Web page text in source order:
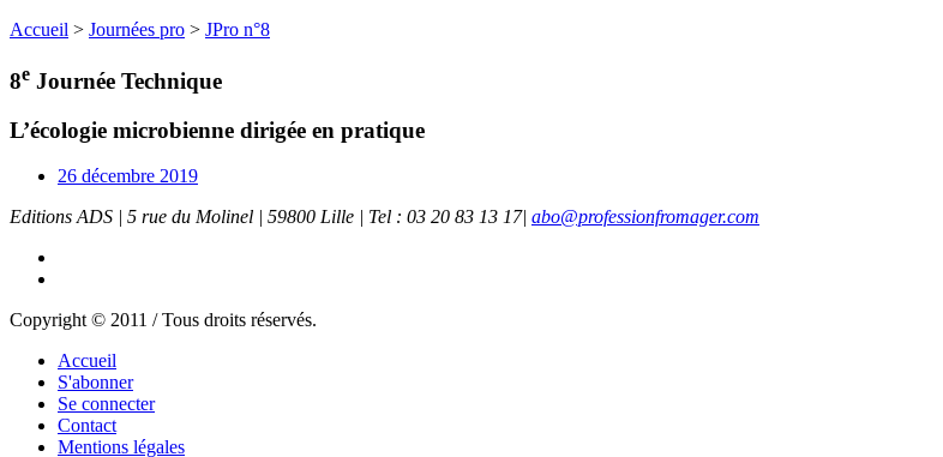
Accueil > Journées pro > JPro n°8
8e Journée Technique
L’écologie microbienne dirigée en pratique
26 décembre 2019
Editions ADS | 5 rue du Molinel | 59800 Lille | Tel : 03 20 83 13 17| abo@professionfromager.com
Copyright © 2011 / Tous droits réservés.
Accueil
S'abonner
Se connecter
Contact
Mentions légales